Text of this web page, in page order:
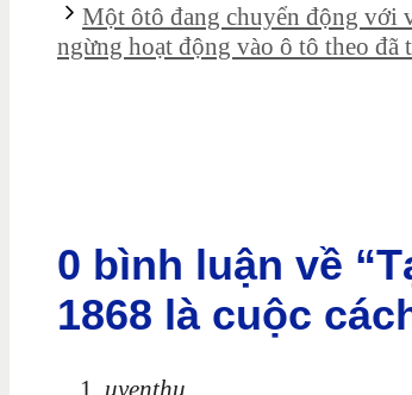
Một ôtô đang chuyển động với
ngừng hoạt động vào ô tô theo
0 bình luận về
1868 là cuộc